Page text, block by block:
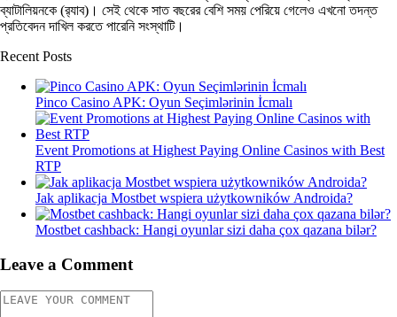
ব্যাটালিয়নকে (র‌্যাব)। সেই থেকে সাত বছরের বেশি সময় পেরিয়ে গেলেও এখনো তদন্ত
প্রতিবেদন দাখিল করতে পারেনি সংস্থাটি।
Recent Posts
Pinco Casino APK: Oyun Seçimlərinin İcmalı
Event Promotions at Highest Paying Online Casinos with Best
RTP
Jak aplikacja Mostbet wspiera użytkowników Androida?
Mostbet cashback: Hangi oyunlar sizi daha çox qazana bilər?
Leave a Comment